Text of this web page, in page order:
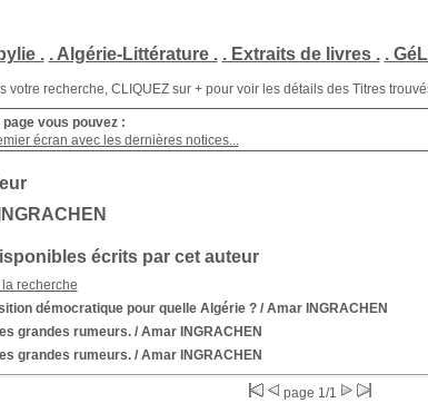
. . Algérie-Littérature . . Extraits de livres . .
votre recherche, CLIQUEZ sur + pour voir les détails des Titres
vous pouvez :
écran avec les dernières notices...
écrits par cet auteur
recherche
démocratique pour quelle Algérie ?/ Amar INGRACHEN
grandes rumeurs./ Amar INGRACHEN
grandes rumeurs./ Amar INGRACHEN
page 1/1